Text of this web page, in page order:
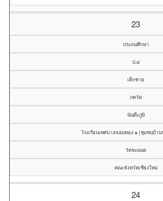
23
ประถมศึกษา
ป.๔
เด็กชาย
ภควัต
นันต๊ะภูมิ
โรงเรียนเทศบาลจอมทอง ๑ (ชุมชนบ้าน
วัดขะแมด
คณะจังหวัดเชียงใหม่
24